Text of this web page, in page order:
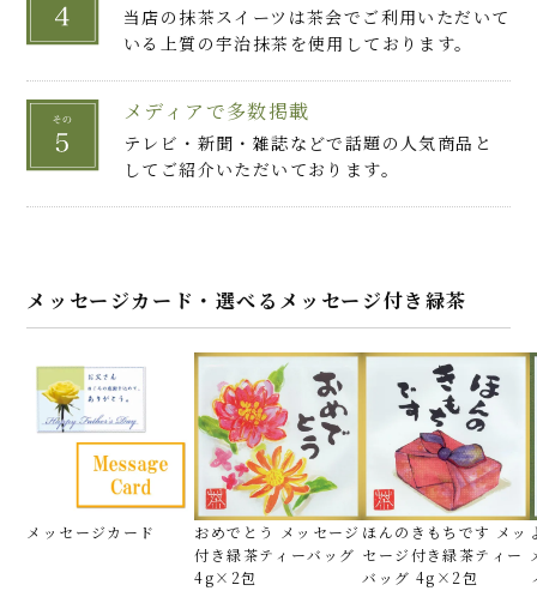
当店の抹茶スイーツは茶会でご利用いただいて
いる上質の宇治抹茶を使用しております。
メディアで多数掲載
テレビ・新聞・雑誌などで話題の人気商品と
してご紹介いただいております。
メッセージカード・選べるメッセージ付き緑茶
メッセージカード
おめでとう メッセージ
付き緑茶ティーバッグ
4g×2包
ほんのきもちです メッ
セージ付き緑茶ティー
バッグ 4g×2包